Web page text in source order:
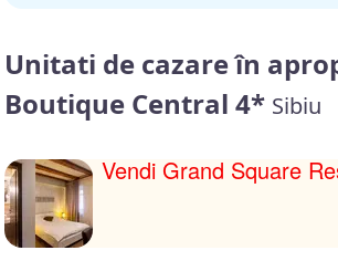
Unitati de cazare în
Boutique Central 4* Sibiu
Vendi Grand Square